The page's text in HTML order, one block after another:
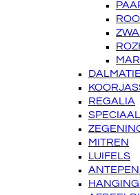
REGALIA
MITREN
LUIFELS